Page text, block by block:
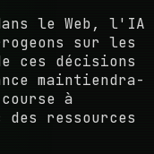
le Web, l'IA
sur les
ces décisions
maintiendra-
à
ressources